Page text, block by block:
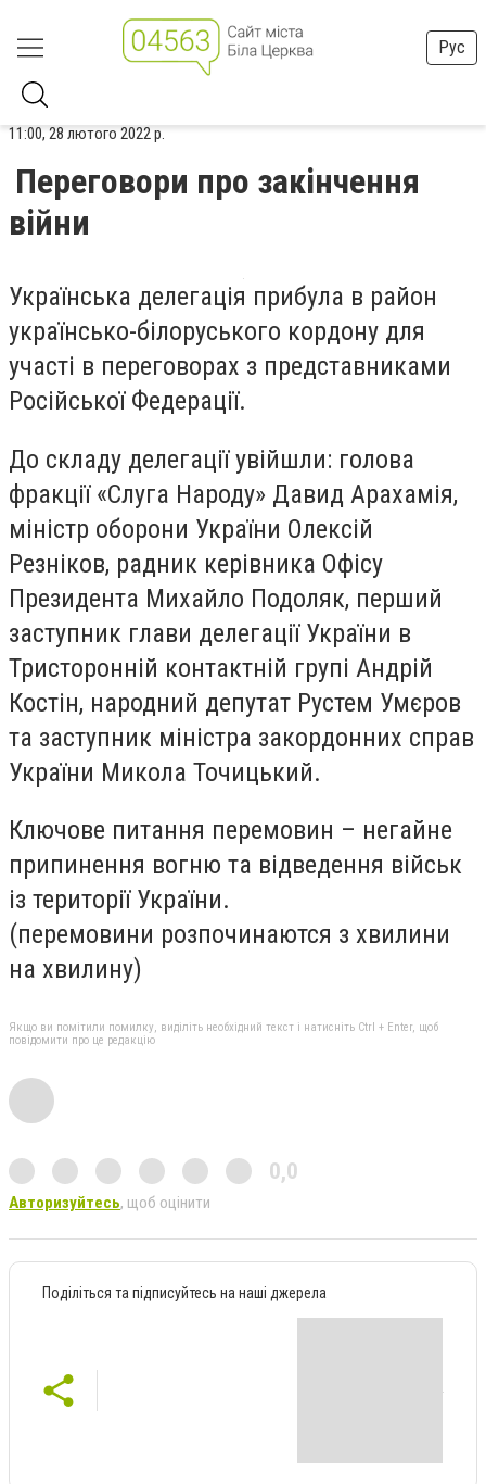
Рус
11:00, 28 лютого 2022 р.
Переговори про закінчення
війни
Українська делегація прибула в район
українсько-білоруського кордону для
участі в переговорах з представниками
Російської Федерації.
До складу делегації увійшли: голова
фракції «Слуга Народу» Давид Арахамія,
міністр оборони України Олексій
Резніков, радник керівника Офісу
Президента Михайло Подоляк, перший
заступник глави делегації України в
Тристоронній контактній групі Андрій
Костін, народний депутат Рустем Умєров
та заступник міністра закордонних справ
України Микола Точицький.
Ключове питання перемовин – негайне
припинення вогню та відведення військ
із території України.
(перемовини розпочинаются з хвилини
на хвилину)
Якщо ви помітили помилку, виділіть необхідний текст і натисніть Ctrl + Enter, щоб
повідомити про це редакцію
0,0
Авторизуйтесь, щоб оцінити
Поділіться та підписуйтесь на наші джерела